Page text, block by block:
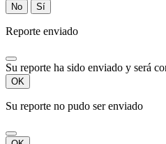
No Sí
Reporte enviado
Su reporte ha sido enviado y será
OK
Su reporte no pudo ser enviado